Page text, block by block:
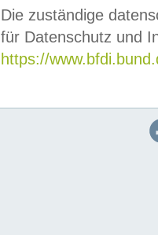
Die zuständige
für Datenschutz und
https://